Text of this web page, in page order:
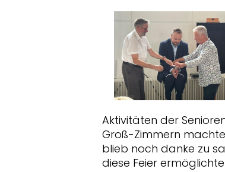
Aktivitäten der
Groß-Zimmern
blieb noch danke zu
diese Feier